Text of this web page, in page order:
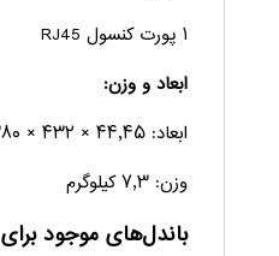
۱ پورت کنسول RJ45
ابعاد و وزن:
ابعاد: ۴۴٫۴۵ × ۴۳۲ × ۳۸۰ میلی‌متر
وزن: ۷٫۳ کیلوگرم
باندل‌های موجود برای FG-600E